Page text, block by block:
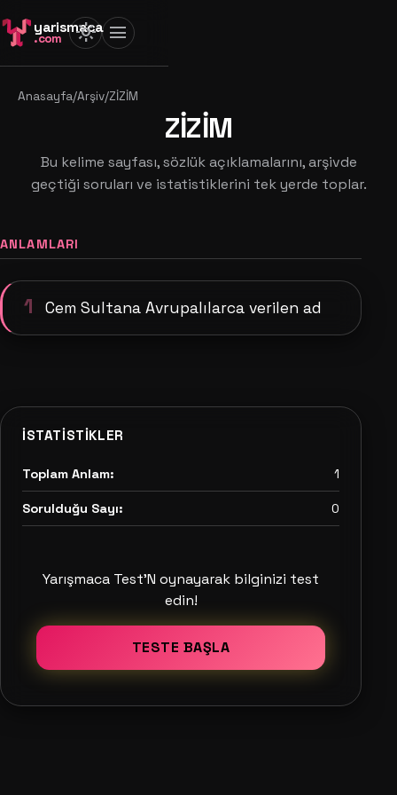
yarismaca
.com light_mode menu
Anasayfa/Arşiv/ZİZİM
ZİZİM
Bu kelime sayfası, sözlük açıklamalarını, arşivde
geçtiği soruları ve istatistiklerini tek yerde toplar.
ANLAMLARI
1 Cem Sultana Avrupalılarca verilen ad
İSTATISTIKLER
Toplam Anlam: 1
Sorulduğu Sayı: 0
Yarışmaca Test'N oynayarak bilginizi test
edin!
TESTE BAŞLA